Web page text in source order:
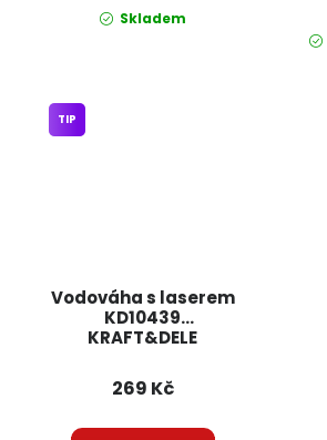
Skladem
Vodováha s laserem
KD10439
KRAFT&DELE
TIP
269 Kč